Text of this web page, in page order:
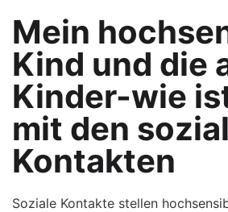
Mein
Kind und die
Kinder-wie
mit den
Kontakten
Soziale Kontakte stellen